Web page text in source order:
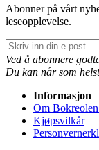
Abonner på vårt
leseopplevelse.
Ved å abonnere
Du kan når som
Informasjon
Om
Kjøpsvilkår